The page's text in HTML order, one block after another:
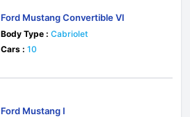
Ford Mustang Convertible VI
Body Type : Cabriolet
Cars : 10
Ford Mustang I